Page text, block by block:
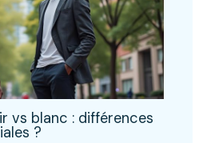
vs blanc : différences
?